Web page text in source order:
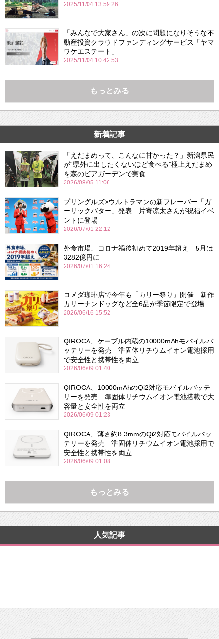
2025/11/04 13:59:26
「みんなで大家さん」の次に問題になりそうな不
動産投資クラウドファンディングサービス「ヤマ
ワケエステート」
2025/11/04 10:42:53
もっとみる
新着記事
「えだまめって、こんなに甘かった？」新潟県民
が“県外に出したくないほど食べる”極上えだまめ
を森のビアガーデンで実食
2026/08/05 11:06
プリングルズ×ウルトラマンの新フレーバー「ガ
ーリックバター」発表 片寄涼太さんが祝福イベ
ントに登場
2026/07/01 22:12
外食市場、コロナ禍後初めて2019年超え 5月は
3282億円に
2026/07/01 16:24
コメダ珈琲店で今年も「カリー祭り」開催 新作
カリーナンドッグなど全6品が季節限定で登場
2026/06/16 15:52
QIROCA、ケーブル内蔵の10000mAhモバイルバ
ッテリーを発売 準固体リチウムイオン電池採用
で安全性と携帯性を両立
2026/06/09 01:40
QIROCA、10000mAhのQi2対応モバイルバッテ
リーを発売 準固体リチウムイオン電池搭載で大
容量と安全性を両立
2026/06/09 01:23
QIROCA、薄さ約8.3mmのQi2対応モバイルバッ
テリーを発売 準固体リチウムイオン電池採用で
安全性と携帯性を両立
2026/06/09 01:08
もっとみる
人気記事